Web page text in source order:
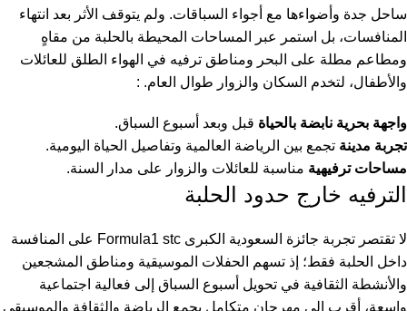
ساحل جدة وأضواءها مع أجواء السباقات. ولم يتوقف الأثر بعد انتهاء
المنافسات، بل استمر عبر المساحات المحيطة بالحلبة من مقاهٍ
ومطاعم مطلة على البحر ومناطق ترفيه في الهواء الطلق للعائلات
والأطفال، لتخدم السكان والزوار طوال العام. :
واجهة بحرية نابضة بالحياة قبل وبعد أسبوع السباق.
تجربة مدينة تجمع بين الرياضة العالمية وتفاصيل الحياة اليومية.
مساحات ترفيهية مناسبة للعائلات والزوار على مدار السنة.
الترفيه خارج حدود الحلبة
لا تقتصر تجربة جائزة السعودية الكبرى Formula1 stc على المنافسة
داخل الحلبة فقط؛ إذ تسهم الحفلات الموسيقية ومناطق المشجعين
والأنشطة الثقافية في تحويل أسبوع السباق إلى فعالية اجتماعية
واسعة، أقرب إلى مهرجان متكامل يجمع الرياضة والثقافة والموسيقى